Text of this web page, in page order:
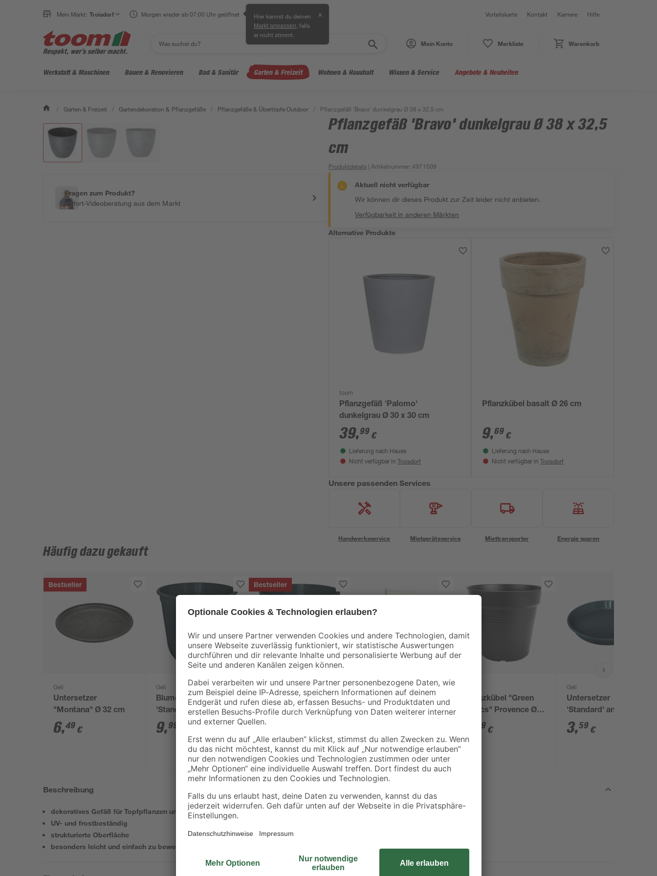
Mein Markt: Troisdorf Morgen wieder ab 07:00 Uhr geöffnet Hier kannst du deinen
Markt anpassen , falls
er nicht stimmt.
✕ Vorteilskarte Kontakt Karriere Hilfe
Mein Konto Merkliste Warenkorb
Werkstatt & Maschinen Bauen & Renovieren Bad & Sanitär Garten & Freizeit Wohnen & Haushalt Wissen & Service Angebote & Neuheiten
/ Garten & Freizeit / Gartendekoration & Pflanzgefäße / Pflanzgefäße & Übertöpfe Outdoor / Pflanzgefäß 'Bravo' dunkelgrau Ø 38 x 32,5 cm
Fragen zum Produkt?
Sofort-Videoberatung aus dem Markt
Pflanzgefäß 'Bravo' dunkelgrau Ø 38 x 32,5
cm
Produktdetails | Artikelnummer:4971509
Aktuell nicht verfügbar
Wir können dir dieses Produkt zur Zeit leider nicht anbieten.
Verfügbarkeit in anderen Märkten
Alternative Produkte
toom
Pflanzgefäß 'Palomo'
dunkelgrau Ø 30 x 30 cm
39,99 €
Lieferung nach Hause
Nicht verfügbar in Troisdorf
Pflanzkübel basalt Ø 26 cm
9,69 €
Lieferung nach Hause
Nicht verfügbar in Troisdorf
Unsere passenden Services
Handwerksservice Mietgeräteservice Miettransporter Energie sparen
Häufig dazu gekauft
Bestseller
Geli
Untersetzer
"Montana" Ø 32 cm
6,49 €
Geli
Blumentopf
'Standard' anthrazit Ø
36 cm
9,99
Bestseller
Blumentopf
'Standard' anthrazit Ø
32 cm
6
Blumenerde torffrei
20 l
0,37 € / Liter
Pflanzkübel "Green
Basics" Provence Ø
35 cm
39 €
Geli
Untersetzer
'Standard' anthrazit Ø
27 cm
3,59 €
Beschreibung
dekoratives Gefäß für Topfpflanzen und -blumen
UV- und frostbeständig
strukturierte Oberfläche
besonders leicht und einfach zu bewegen